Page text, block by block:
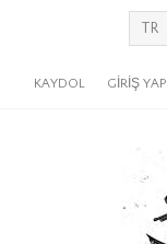
KAYDOL GIRIŞ YAP